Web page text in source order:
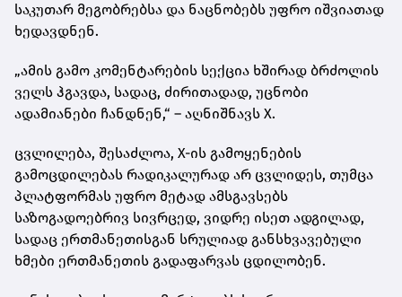
საკუთარ მეგობრებსა და ნაცნობებს უფრო იშვიათად
ხედავდნენ.
„ამის გამო კომენტარების სექცია ხშირად ბრძოლის
ველს ჰგავდა, სადაც, ძირითადად, უცნობი
ადამიანები ჩანდნენ,“ – აღნიშნავს X.
ცვლილება, შესაძლოა, X-ის გამოყენების
გამოცდილებას რადიკალურად არ ცვლიდეს, თუმცა
პლატფორმას უფრო მეტად ამსგავსებს
საზოგადოებრივ სივრცედ, ვიდრე ისეთ ადგილად,
სადაც ერთმანეთისგან სრულიად განსხვავებული
ხმები ერთმანეთის გადაფარვას ცდილობენ.